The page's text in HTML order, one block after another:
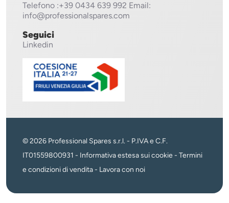
Telefono :+39 0434 639 992 Email:
info@professionalspares.com
Seguici
Linkedin
© 2026 Professional Spares s.r.l. - P.IVA e C.F.
IT01559800931 - Informativa estesa sui cookie - Termini
e condizioni di vendita- Lavora con noi